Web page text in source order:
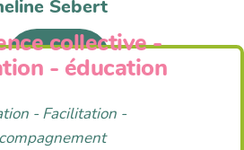
Anim'Agil
Sebert
collective -
- éducation
- Facilitation -